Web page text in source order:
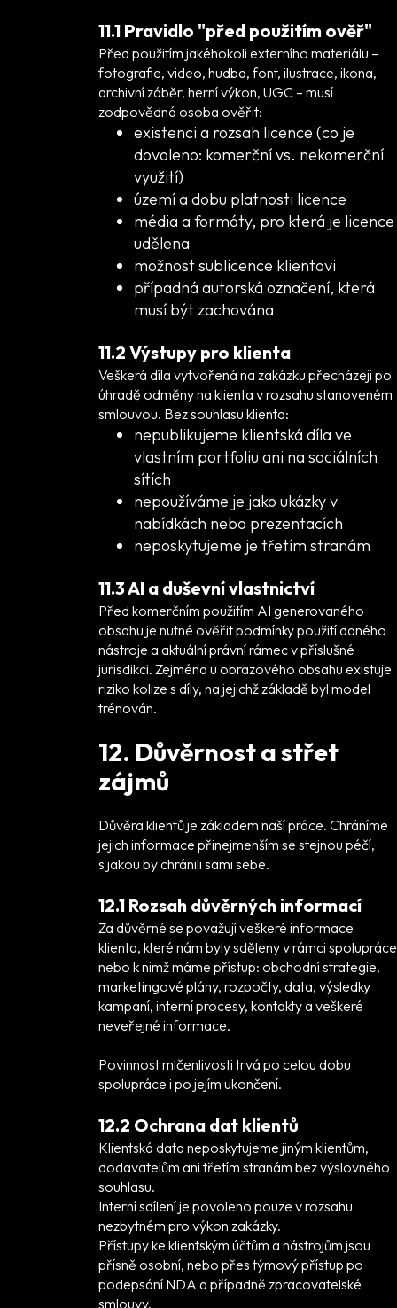
11.1 Pravidlo "před použitím ověř"
Před použitím jakéhokoli externího materiálu –
fotografie, video, hudba, font, ilustrace, ikona,
archivní záběr, herní výkon, UGC – musí
zodpovědná osoba ověřit:
existenci a rozsah licence (co je
dovoleno: komerční vs. nekomerční
využití)
území a dobu platnosti licence
média a formáty, pro která je licence
udělena
možnost sublicence klientovi
případná autorská označení, která
musí být zachována
11.2 Výstupy pro klienta
Veškerá díla vytvořená na zakázku přecházejí po
úhradě odměny na klienta v rozsahu stanoveném
smlouvou. Bez souhlasu klienta:
nepublikujeme klientská díla ve
vlastním portfoliu ani na sociálních
sítích
nepoužíváme je jako ukázky v
nabídkách nebo prezentacích
neposkytujeme je třetím stranám
11.3 AI a duševní vlastnictví
Před komerčním použitím AI generovaného
obsahu je nutné ověřit podmínky použití daného
nástroje a aktuální právní rámec v příslušné
jurisdikci. Zejména u obrazového obsahu existuje
riziko kolize s díly, na jejichž základě byl model
trénován.
12. Důvěrnost a střet
zájmů
Důvěra klientů je základem naší práce. Chráníme
jejich informace přinejmenším se stejnou péčí,
s jakou by chránili sami sebe.
12.1 Rozsah důvěrných informací
Za důvěrné se považují veškeré informace
klienta, které nám byly sděleny v rámci spolupráce
nebo k nimž máme přístup: obchodní strategie,
marketingové plány, rozpočty, data, výsledky
kampaní, interní procesy, kontakty a veškeré
neveřejné informace.
Povinnost mlčenlivosti trvá po celou dobu
spolupráce i po jejím ukončení.
12.2 Ochrana dat klientů
Klientská data neposkytujeme jiným klientům,
dodavatelům ani třetím stranám bez výslovného
souhlasu.
Interní sdílení je povoleno pouze v rozsahu
nezbytném pro výkon zakázky.
Přístupy ke klientským účtům a nástrojům jsou
přísně osobní, nebo přes týmový přístup po
podepsání NDA a případně zpracovatelské
smlouvy.